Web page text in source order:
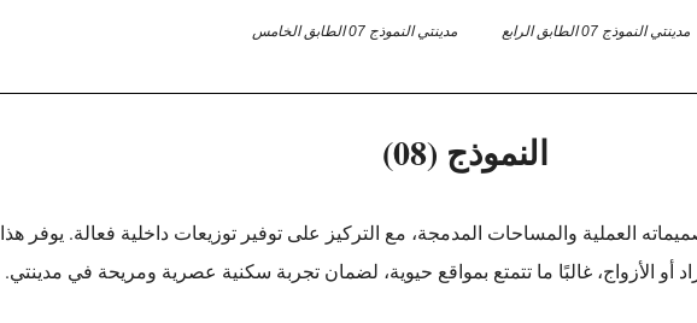
مدينتي النموذج 07 الطابق الرابع مدينتي النموذج 07 الطابق الخامس
النموذج (08)
العملية والمساحات المدمجة، مع التركيز على توفير توزيعات داخلية فعالة. يوفر هذا
أو الأزواج، غالبًا ما تتمتع بمواقع حيوية، لضمان تجربة سكنية عصرية ومريحة في مدينتي.